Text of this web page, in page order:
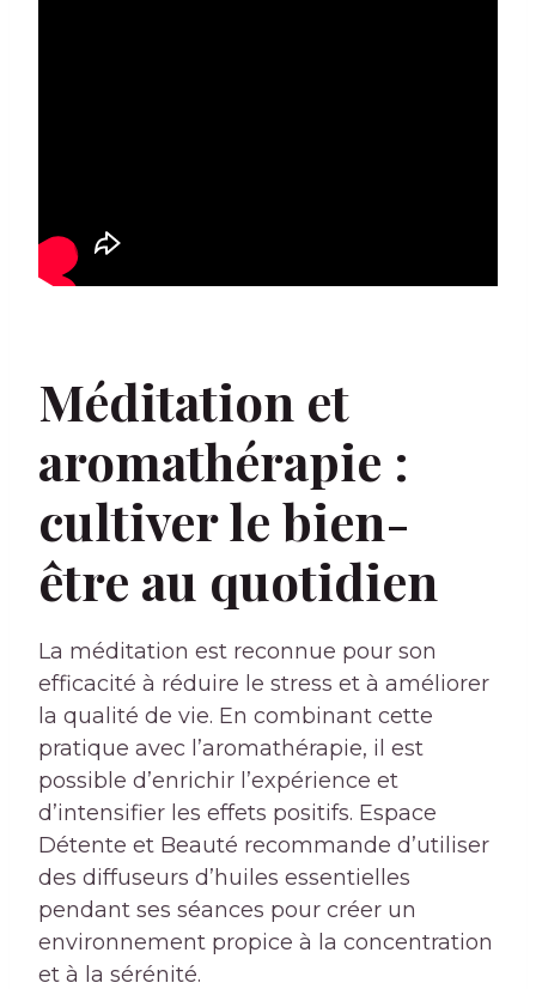
Méditation et
aromathérapie :
cultiver le bien-
être au quotidien
La méditation est reconnue pour son
efficacité à réduire le stress et à améliorer
la qualité de vie. En combinant cette
pratique avec l’aromathérapie, il est
possible d’enrichir l’expérience et
d’intensifier les effets positifs. Espace
Détente et Beauté recommande d’utiliser
des diffuseurs d’huiles essentielles
pendant ses séances pour créer un
environnement propice à la concentration
et à la sérénité.